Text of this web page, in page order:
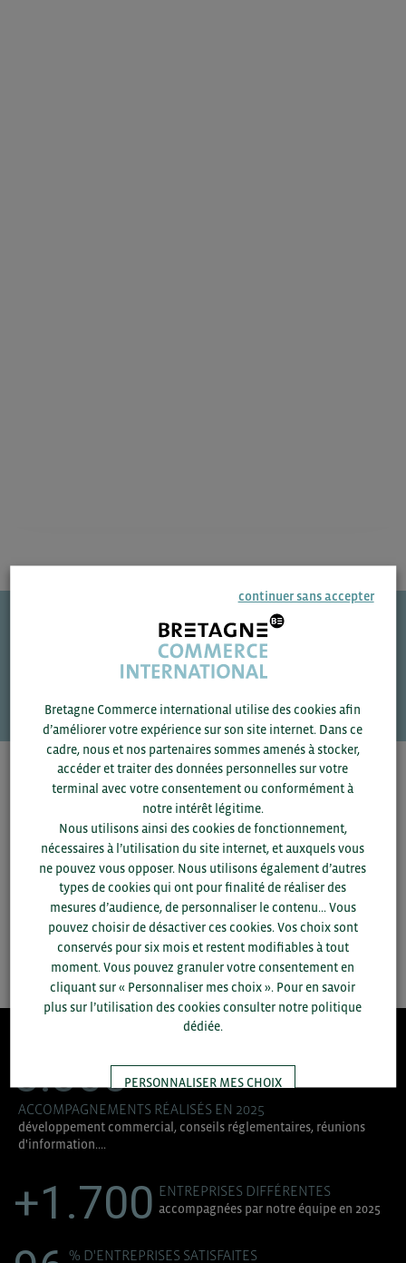
Une question ?
VOS CONTACTS
Pour voir les contacts, merci de renseigner votre
département et votre secteurou connectez-vous.
SAUVEGARDER
8.300
ACCOMPAGNEMENTS RÉALISÉS EN 2025
développement commercial, conseils réglementaires, réunions
d'information....
+1.700 ENTREPRISES DIFFÉRENTES
accompagnées par notre équipe en 2025
% D'ENTREPRISES SATISFAITES
continuer sans accepter
Bretagne Commerce international utilise des cookies afin
d’améliorer votre expérience sur son site internet. Dans ce
cadre, nous et nos partenaires sommes amenés à stocker,
accéder et traiter des données personnelles sur votre
terminal avec votre consentement ou conformément à
notre intérêt légitime.
Nous utilisons ainsi des cookies de fonctionnement,
nécessaires à l’utilisation du site internet, et auxquels vous
ne pouvez vous opposer. Nous utilisons également d’autres
types de cookies qui ont pour finalité de réaliser des
mesures d’audience, de personnaliser le contenu... Vous
pouvez choisir de désactiver ces cookies. Vos choix sont
conservés pour six mois et restent modifiables à tout
moment. Vous pouvez granuler votre consentement en
cliquant sur « Personnaliser mes choix ». Pour en savoir
plus sur l’utilisation des cookies consulter notre politique
dédiée.
PERSONNALISER MES CHOIX
TOUT ACCEPTER